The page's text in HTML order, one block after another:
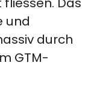
und
durch
GTM-